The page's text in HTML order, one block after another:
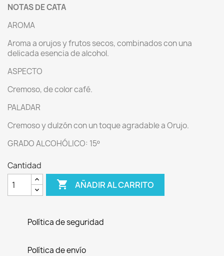
NOTAS DE CATA
AROMA
Aroma a orujos y frutos secos, combinados con una
delicada esencia de alcohol.
ASPECTO
Cremoso, de color café.
PALADAR
Cremoso y dulzón con un toque agradable a Orujo.
GRADO ALCOHÓLICO: 15º
Cantidad
 AÑADIR AL CARRITO
Política de seguridad
Política de envío